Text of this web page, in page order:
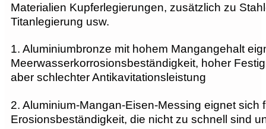
Materialien Kupferlegierungen, zusätzlich zu
Titanlegierung usw.
1. Aluminiumbronze mit hohem Mangangehalt
Meerwasserkorrosionsbeständigkeit, hoher
aber schlechter Antikavitationsleistung
2. Aluminium-Mangan-Eisen-Messing eignet
Erosionsbeständigkeit, die nicht zu schnell sind